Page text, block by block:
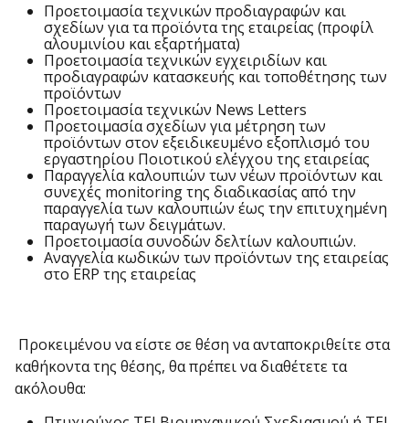
Προετοιμασία τεχνικών προδιαγραφών και
σχεδίων για τα προϊόντα της εταιρείας (προφίλ
αλουμινίου και εξαρτήματα)
Προετοιμασία τεχνικών εγχειριδίων και
προδιαγραφών κατασκευής και τοποθέτησης των
προϊόντων
Προετοιμασία τεχνικών News Letters
Προετοιμασία σχεδίων για μέτρηση των
προϊόντων στον εξειδικευμένο εξοπλισμό του
εργαστηρίου Ποιοτικού ελέγχου της εταιρείας
Παραγγελία καλουπιών των νέων προϊόντων και
συνεχές monitoring της διαδικασίας από την
παραγγελία των καλουπιών έως την επιτυχημένη
παραγωγή των δειγμάτων.
Προετοιμασία συνοδών δελτίων καλουπιών.
Αναγγελία κωδικών των προϊόντων της εταιρείας
στο ERP της εταιρείας
Προκειμένου να είστε σε θέση να ανταποκριθείτε στα
καθήκοντα της θέσης, θα πρέπει να διαθέτετε τα
ακόλουθα: